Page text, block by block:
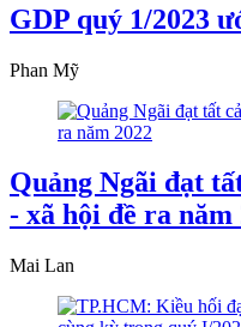
GDP quý 1/2023
Phan Mỹ
Quảng Ngãi đạt
- xã hội đề ra năm
Mai Lan